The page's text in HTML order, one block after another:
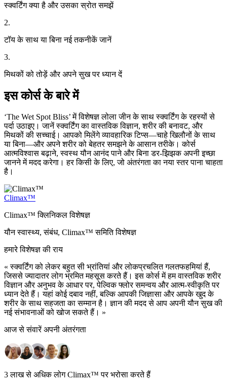
स्क्वर्टिंग क्या है और उसका स्रोत समझें
2.
टॉय के साथ या बिना नई तकनीकें जानें
3.
मिथकों को तोड़ें और अपने सुख पर ध्यान दें
इस कोर्स के बारे में
‘The Wet Spot Bliss’ में विशेषज्ञ लोला जीन के साथ स्क्वर्टिंग के रहस्यों से
पर्दा उठाइए। जानें स्क्वर्टिंग का वास्तविक विज्ञान, शरीर की बनावट, और
मिथकों की सच्चाई। आपको मिलेंगे व्यावहारिक टिप्स—चाहे खिलौनों के साथ
या बिना—और अपने शरीर को बेहतर समझने के आसान तरीके। कोर्स
आत्मविश्वास बढ़ाने, स्वस्थ यौन आनंद पाने और बिना डर-झिझक अपनी इच्छा
जानने में मदद करेगा। हर किसी के लिए, जो अंतरंगता का नया स्तर पाना चाहता
है।
Climax™
Climax™ क्लिनिकल विशेषज्ञ
यौन स्वास्थ्य, संबंध, Climax™ समिति विशेषज्ञ
हमारे विशेषज्ञ की राय
« स्क्वर्टिंग को लेकर बहुत सी भ्रांतियां और लोकप्रचलित गलतफहमियां हैं,
जिससे ज्यादातर लोग भ्रमित महसूस करते हैं। इस कोर्स में हम वास्तविक शरीर
विज्ञान और अनुभव के आधार पर, पेल्विक फ्लोर समन्वय और आत्म-स्वीकृति पर
ध्यान देते हैं। यहां कोई दबाव नहीं, बल्कि आपकी जिज्ञासा और आपके खुद के
शरीर के साथ सहजता का सम्मान है। ज्ञान की मदद से आप अपनी यौन सुख की
नई संभावनाओं को खोज सकते हैं। »
आज से संवारें अपनी अंतरंगता
3 लाख से अधिक लोग Climax™ पर भरोसा करते हैं